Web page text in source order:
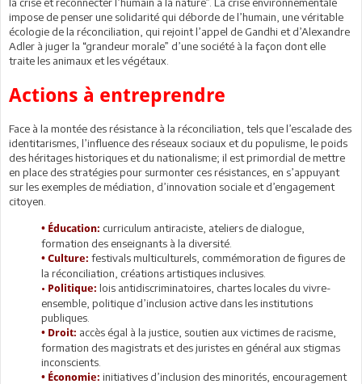
impose de penser une solidarité qui déborde de l’humain, une véritable
écologie de la réconciliation, qui rejoint l’appel de Gandhi et d’Alexandre
Adler à juger la “grandeur morale” d’une société à la façon dont elle
traite les animaux et les végétaux.
Actions à entreprendre
Face à la montée des résistance à la réconciliation, tels que l’escalade des
identitarismes, l’influence des réseaux sociaux et du populisme, le poids
des héritages historiques et du nationalisme; il est primordial de mettre
en place des stratégies pour surmonter ces résistances, en s’appuyant
sur les exemples de médiation, d’innovation sociale et d’engagement
citoyen.
• Éducation: curriculum antiraciste, ateliers de dialogue,
formation des enseignants à la diversité.
• Culture: festivals multiculturels, commémoration de figures de
la réconciliation, créations artistiques inclusives.
• Politique: lois antidiscriminatoires, chartes locales du vivre-
ensemble, politique d’inclusion active dans les institutions
publiques.
• Droit: accès égal à la justice, soutien aux victimes de racisme,
formation des magistrats et des juristes en général aux stigmas
inconscients.
• Économie: initiatives d’inclusion des minorités, encouragement